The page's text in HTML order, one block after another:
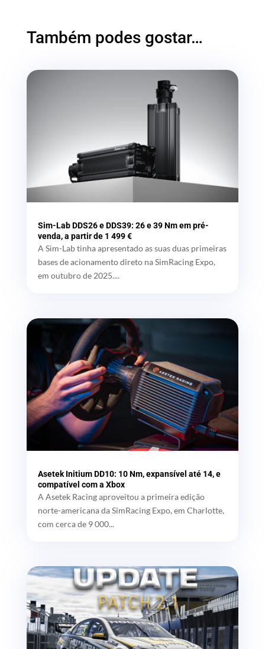
Também podes gostar…
Sim-Lab DDS26 e DDS39: 26 e 39 Nm em pré-
venda, a partir de 1 499 €
A Sim-Lab tinha apresentado as suas duas primeiras
bases de acionamento direto na SimRacing Expo,
em outubro de 2025....
Asetek Initium DD10: 10 Nm, expansível até 14, e
compatível com a Xbox
A Asetek Racing aproveitou a primeira edição
norte-americana da SimRacing Expo, em Charlotte,
com cerca de 9 000...